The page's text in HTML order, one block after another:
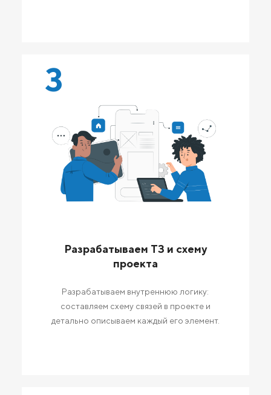
3
Разрабатываем ТЗ и схему
проекта
Разрабатываем внутреннюю логику:
составляем схему связей в проекте и
детально описываем каждый его элемент.